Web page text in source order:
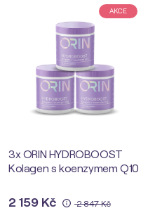
AKCE
3x ORIN HYDROBOOST
Kolagen s koenzymem Q10
2 159 Kč 2 847 Kč